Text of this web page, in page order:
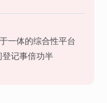
一体的综合性平台
记事倍功半